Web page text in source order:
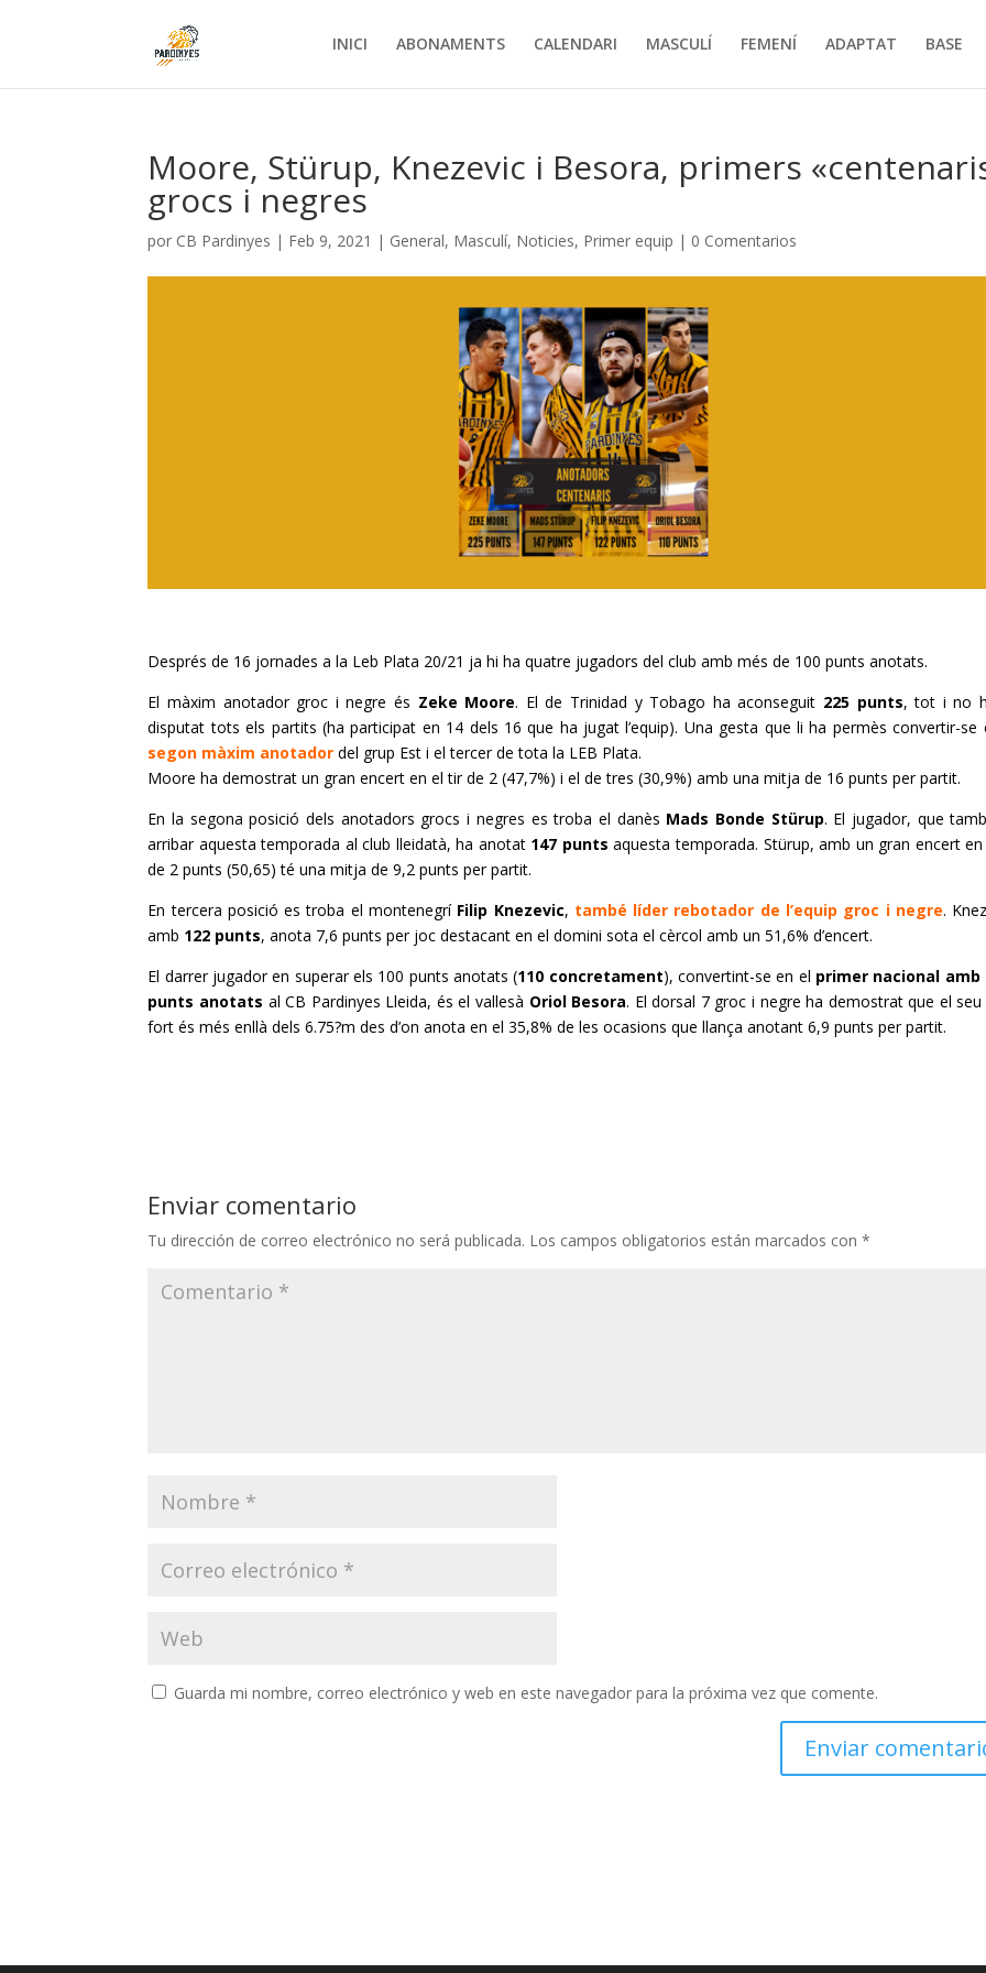
INICI ABONAMENTS CALENDARI MASCULÍ FEMENÍ ADAPTAT BASE
Moore, Stürup, Knezevic i Besora, primers
grocs i negres
por CB Pardinyes | Feb 9, 2021 | General, Masculí, Noticies, Primer equip | 0 Comentarios
Després de 16 jornades a la Leb Plata 20/21 ja hi ha quatre jugadors del club amb més de 100 punts anotats.
El màxim anotador groc i negre és Zeke Moore. El de Trinidad yTobago ha aconseguit 225 punts, tot i no
disputat tots els partits (ha participat en 14 dels 16 que ha jugat l’equip). Una gesta que li ha permès convertir-se
segon màxim anotador del grup Est i el tercer de tota la LEB Plata.
Moore ha demostrat un gran encert en el tir de 2 (47,7%) i el de tres (30,9%) amb una mitja de 16 punts per partit.
En la segona posició dels anotadors grocs i negres es troba el danès Mads Bonde Stürup. El jugador, que
arribar aquesta temporada al club lleidatà, ha anotat 147 punts aquesta temporada. Stürup, amb un gran encert
de 2 punts (50,65) té una mitja de 9,2 punts per partit.
En tercera posició es troba el montenegrí Filip Knezevic, també líder rebotador de l’equip groc i negre.
amb 122 punts, anota 7,6 punts per joc destacant en el domini sota el cèrcol amb un 51,6% d’encert.
El darrer jugador en superar els 100 punts anotats (110 concretament), convertint-se en el primer nacional amb
punts anotats alCB Pardinyes Lleida, és el vallesà Oriol Besora. El dorsal 7 groc i negre ha demostrat que el
fort és més enllà dels 6.75?m des d’on anota en el 35,8% de les ocasions que llança anotant 6,9 punts per partit.
Enviar comentario
Tu dirección de correo electrónico no será publicada. Los campos obligatorios están marcados con*
Guarda mi nombre, correo electrónico y web en este navegador para la próxima vez que comente.